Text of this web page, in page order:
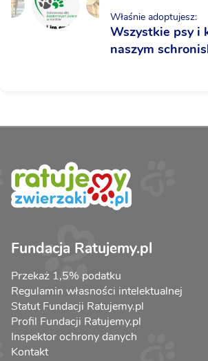
Właśnie adoptujesz:
Wszystkie psy i
naszym
Fundacja Ratujemy.pl
Przekaż 1,5% podatku
Regulamin własności intelektualnej
Statut Fundacji Ratujemy.pl
Profil Fundacji Ratujemy.pl
Inspektor ochrony danych
Kontakt